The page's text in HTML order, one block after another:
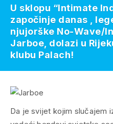
Da je svijet kojim slučajem
U sklopu “Intimate
započinje danas ,
njujorške No-Wave/
Jarboe, dolazi u
klubu Palach!